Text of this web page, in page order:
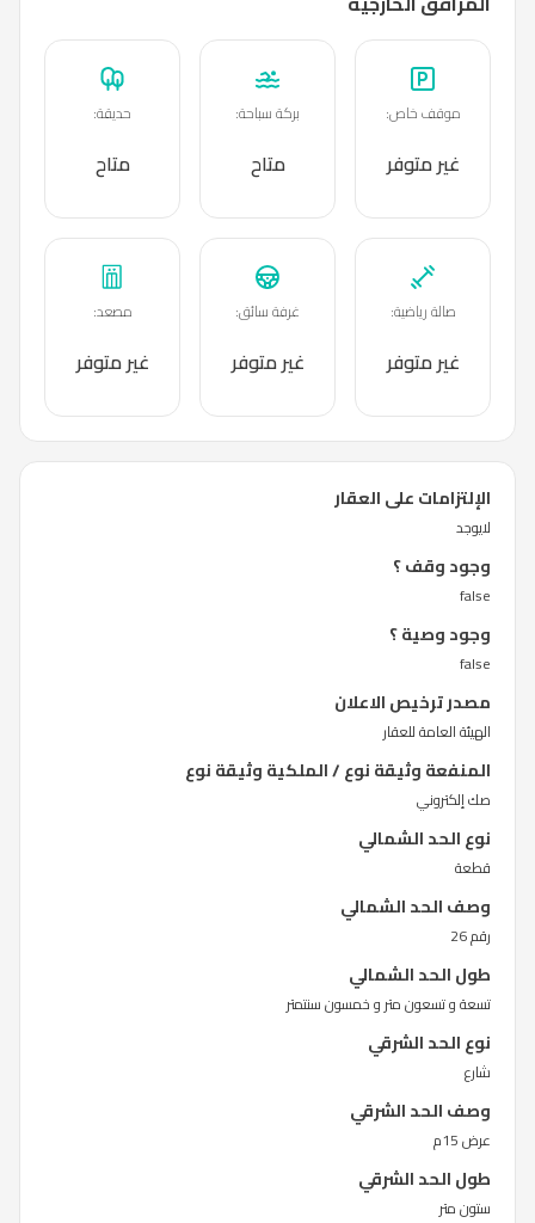
موقف خاص:
غير متوفر
بركة سباحة:
متاح
حديقة:
متاح
صالة رياضية:
غير متوفر
غرفة سائق:
غير متوفر
مصعد:
غير متوفر
الإلتزامات على العقار
لايوجد
وجود وقف ؟
false
وجود وصية ؟
false
مصدر ترخيص الاعلان
الهيئة العامة للعقار
المنفعة وثيقة نوع / الملكية وثيقة نوع
صك إلكتروني
نوع الحد الشمالي
قطعة
وصف الحد الشمالي
رقم 26
طول الحد الشمالي
تسعة و تسعون متر و خمسون سنتمتر
نوع الحد الشرقي
شارع
وصف الحد الشرقي
عرض 15م
طول الحد الشرقي
ستون متر